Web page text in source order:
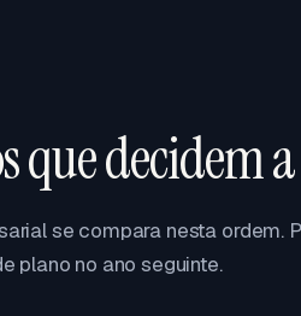
que decidem
se compara nesta ordem.
plano no ano seguinte.